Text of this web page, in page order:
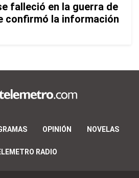
falleció en la guerra de
confirmó la información
OPINIÓN NOVELAS
RADIO